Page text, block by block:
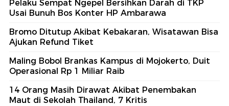
Pelaku Sempat Ngepel Bersihkan Darah di TKP
Usai Bunuh Bos Konter HP Ambarawa
Bromo Ditutup Akibat Kebakaran, Wisatawan Bisa
Ajukan Refund Tiket
Maling Bobol Brankas Kampus di Mojokerto, Duit
Operasional Rp 1 Miliar Raib
14 Orang Masih Dirawat Akibat Penembakan
Maut di Sekolah Thailand, 7 Kritis